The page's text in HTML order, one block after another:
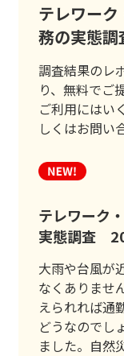
テレワー
務の実態調
調査結果のレ
り、無料でご
ご利用にはい
しくはお問い
テレワーク
実態調査
大雨や台風が
なくありませ
えられれば通
どうなのでし
ました。自然